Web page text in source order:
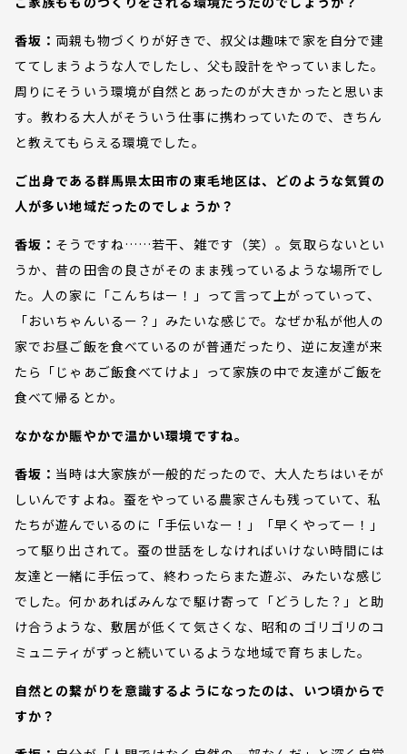
香坂：両親も物づくりが好きで、叔父は趣味で家を自分で建
ててしまうような人でしたし、父も設計をやっていました。
周りにそういう環境が自然とあったのが大きかったと思いま
す。教わる大人がそういう仕事に携わっていたので、きちん
と教えてもらえる環境でした。
ご出身である群馬県太田市の東毛地区は、どのような気質の
人が多い地域だったのでしょうか？
香坂： そうですね……若干、雑です（笑）。気取らないとい
うか、昔の田舎の良さがそのまま残っているような場所でし
た。人の家に「こんちはー！」って言って上がっていって、
「おいちゃんいるー？」みたいな感じで。なぜか私が他人の
家でお昼ご飯を食べているのが普通だったり、逆に友達が来
たら「じゃあご飯食べてけよ」って家族の中で友達がご飯を
食べて帰るとか。
なかなか賑やかで温かい環境ですね。
香坂： 当時は大家族が一般的だったので、大人たちはいそが
しいんですよね。蚕をやっている農家さんも残っていて、私
たちが遊んでいるのに「手伝いなー！」「早くやってー！」
って駆り出されて。蚕の世話をしなければいけない時間には
友達と一緒に手伝って、終わったらまた遊ぶ、みたいな感じ
でした。何かあればみんなで駆け寄って「どうした？」と助
け合うような、敷居が低くて気さくな、昭和のゴリゴリのコ
ミュニティがずっと続いているような地域で育ちました。
自然との繋がりを意識するようになったのは、いつ頃からで
すか？